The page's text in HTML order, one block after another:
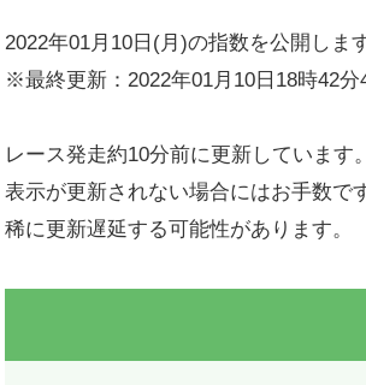
2022年01月10日(月)の指数を公開しま
※最終更新：2022年01月10日18時42分
レース発走約10分前に更新しています
表示が更新されない場合にはお手数で
稀に更新遅延する可能性があります。